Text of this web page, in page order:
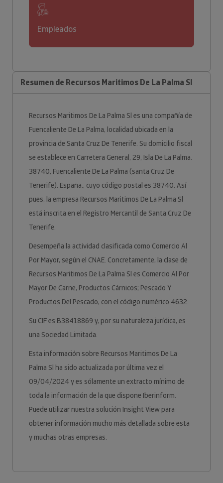
Empleados
Resumen de Recursos Maritimos De La Palma Sl
Recursos Maritimos De La Palma Sl es una compañía de
Fuencaliente De La Palma, localidad ubicada en la
provincia de Santa Cruz De Tenerife. Su domicilio fiscal
se establece en Carretera General, 29, Isla De La Palma.
38740, Fuencaliente De La Palma (santa Cruz De
Tenerife). España., cuyo código postal es 38740. Así
pues, la empresa Recursos Maritimos De La Palma Sl
está inscrita en el Registro Mercantil de Santa Cruz De
Tenerife.
Desempeña la actividad clasificada como Comercio Al
Por Mayor, según el CNAE. Concretamente, la clase de
Recursos Maritimos De La Palma Sl es Comercio Al Por
Mayor De Carne, Productos Cárnicos; Pescado Y
Productos Del Pescado, con el código numérico 4632.
Su CIF es B38418869 y, por su naturaleza jurídica, es
una Sociedad Limitada.
Esta información sobre Recursos Maritimos De La
Palma Sl ha sido actualizada por última vez el
09/04/2024 y es sólamente un extracto mínimo de
toda la información de la que dispone Iberinform.
Puede utilizar nuestra solución Insight View para
obtener información mucho más detallada sobre esta
y muchas otras empresas.